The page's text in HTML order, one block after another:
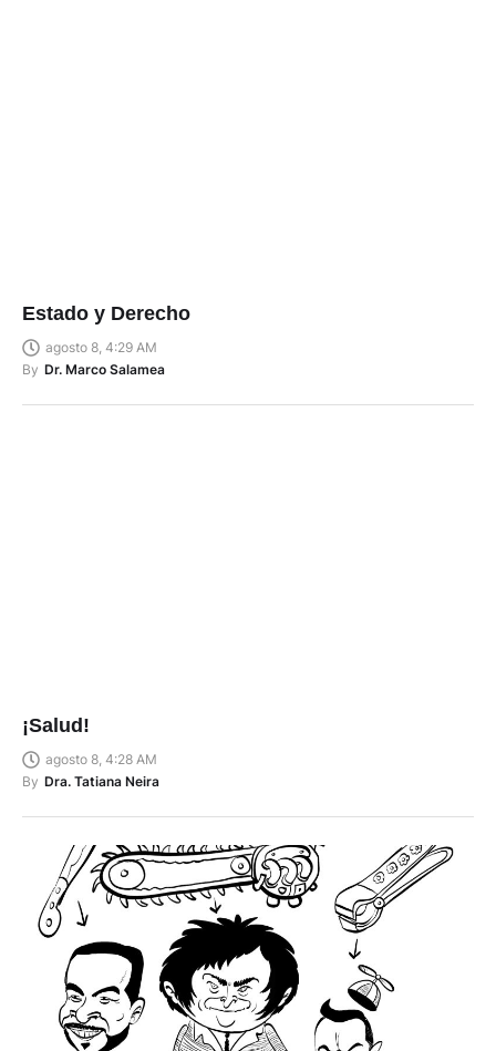
Estado y Derecho
agosto 8, 4:29 AM
By Dr. Marco Salamea
¡Salud!
agosto 8, 4:28 AM
By Dra. Tatiana Neira